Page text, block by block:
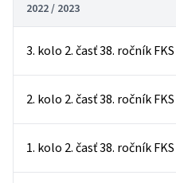
2022 / 2023
3. kolo 2. časť 38. ročník FKS
2. kolo 2. časť 38. ročník FKS
1. kolo 2. časť 38. ročník FKS